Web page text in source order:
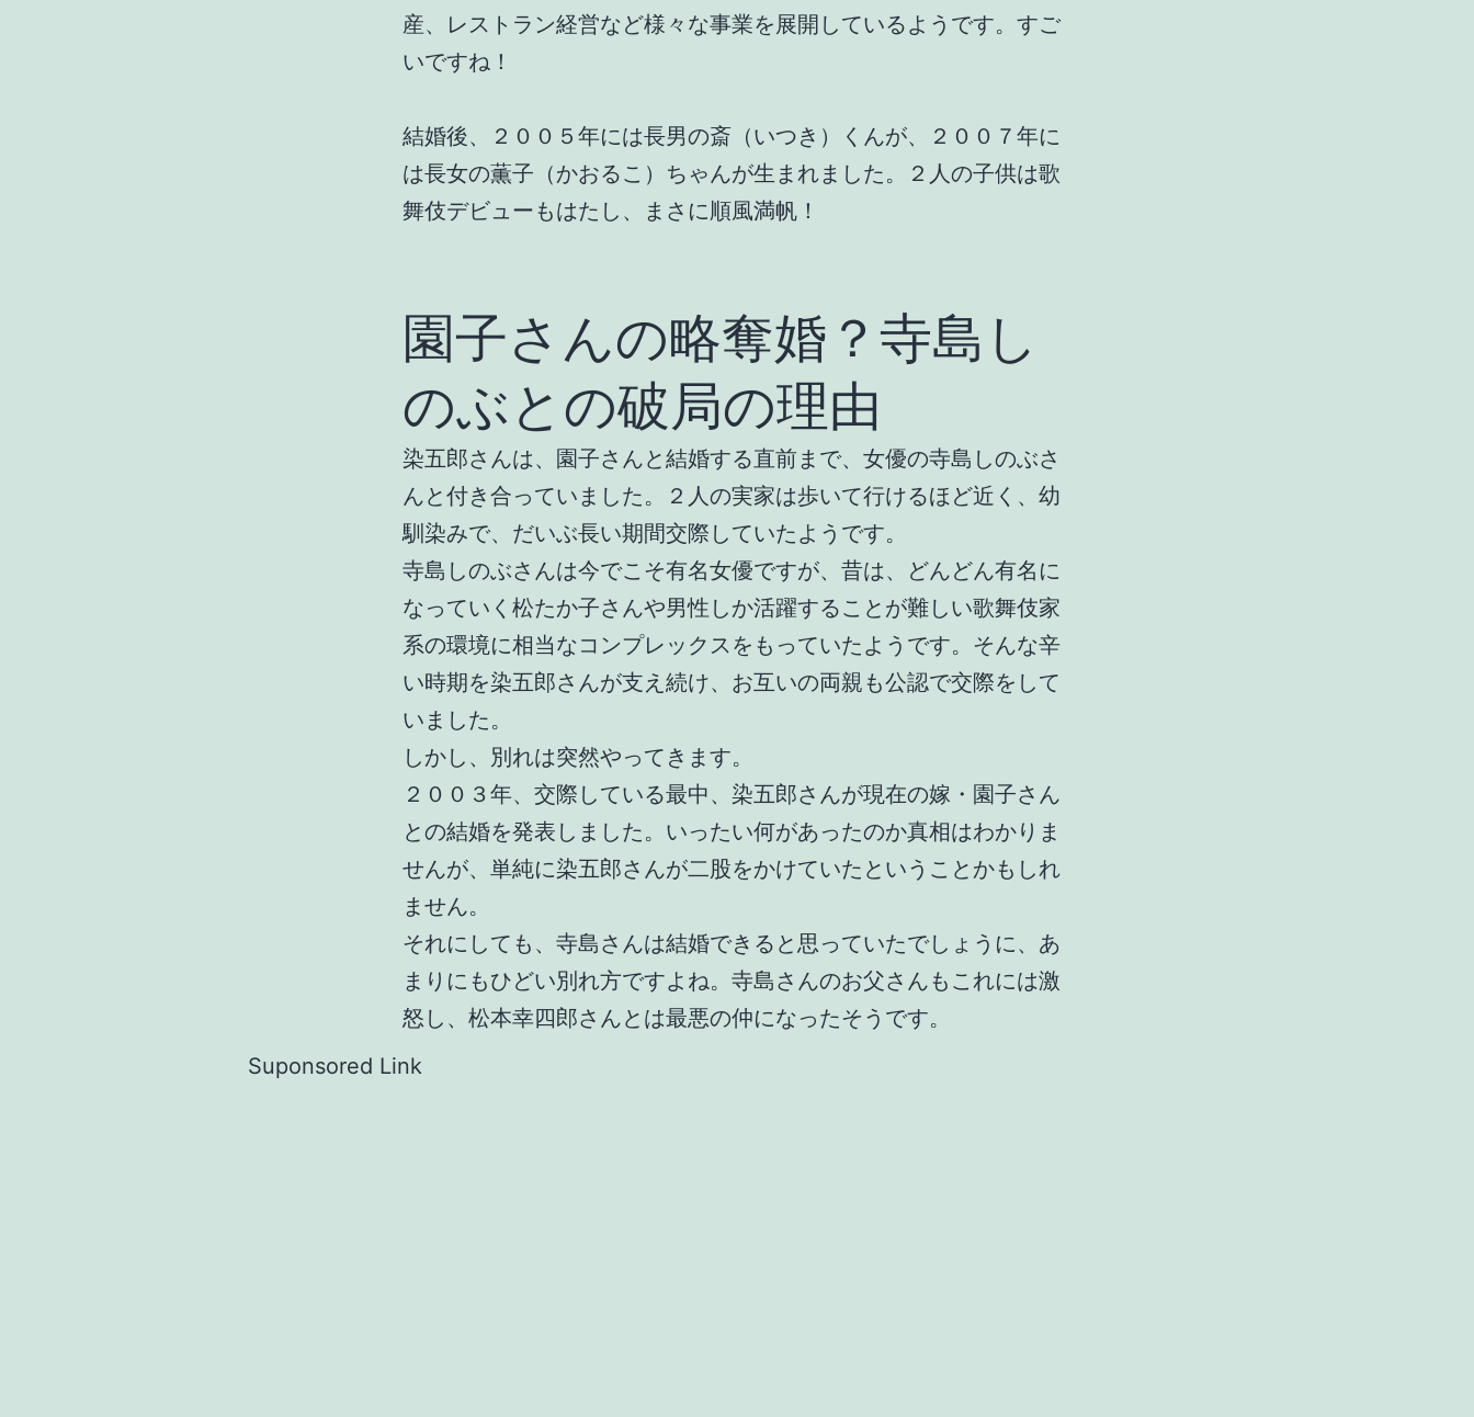
産、レストラン経営など様々な事業を展開しているようです。すご
いですね！
結婚後、２００５年には長男の斎（いつき）くんが、２００７年に
は長女の薫子（かおるこ）ちゃんが生まれました。２人の子供は歌
舞伎デビューもはたし、まさに順風満帆！
園子さんの略奪婚？寺島し
のぶとの破局の理由
染五郎さんは、園子さんと結婚する直前まで、女優の寺島しのぶさ
んと付き合っていました。２人の実家は歩いて行けるほど近く、幼
馴染みで、だいぶ長い期間交際していたようです。
寺島しのぶさんは今でこそ有名女優ですが、昔は、どんどん有名に
なっていく松たか子さんや男性しか活躍することが難しい歌舞伎家
系の環境に相当なコンプレックスをもっていたようです。そんな辛
い時期を染五郎さんが支え続け、お互いの両親も公認で交際をして
いました。
しかし、別れは突然やってきます。
２００３年、交際している最中、染五郎さんが現在の嫁・園子さん
との結婚を発表しました。いったい何があったのか真相はわかりま
せんが、単純に染五郎さんが二股をかけていたということかもしれ
ません。
それにしても、寺島さんは結婚できると思っていたでしょうに、あ
まりにもひどい別れ方ですよね。寺島さんのお父さんもこれには激
怒し、松本幸四郎さんとは最悪の仲になったそうです。
Suponsored Link